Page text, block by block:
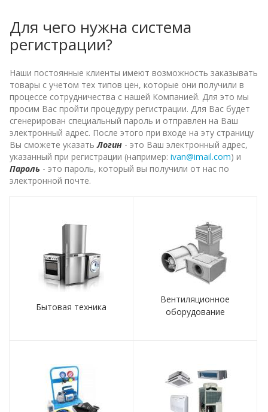
Для чего нужна система
регистрации?
Наши постоянные клиенты имеют возможность заказывать
товары с учетом тех типов цен, которые они получили в
процессе сотрудничества с нашей Компанией. Для это мы
просим Вас пройти процедуру регистрации. Для Вас будет
сгенерирован специальный пароль и отправлен на Ваш
электронный адрес. После этого при входе на эту страницу
Вы сможете указатьЛогин - это Ваш электронный адрес,
указанный при регистрации (например: ivan@imail.com) и
Пароль - это пароль, который вы получили от нас по
электронной почте.
Бытовая техника
Вентиляционное
оборудование